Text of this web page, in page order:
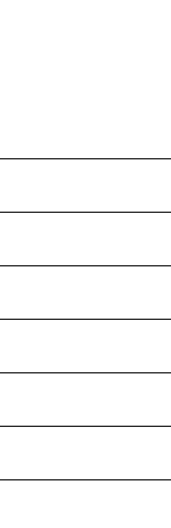
drobné si